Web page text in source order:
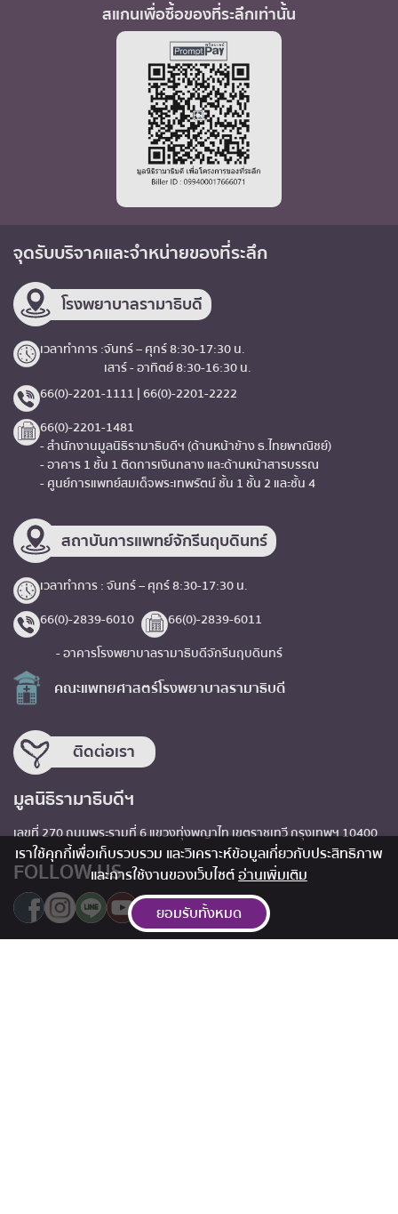
สแกนเพื่อซื้อของที่ระลึกเท่านั้น
จุดรับบริจาคและจำหน่ายของที่ระลึก
โรงพยาบาลรามาธิบดี
เวลาทำการ :จันทร์ – ศุกร์ 8:30-17:30 น.
เสาร์ - อาทิตย์ 8:30-16:30 น.
66(0)-2201-1111 | 66(0)-2201-2222
66(0)-2201-1481
- สำนักงานมูลนิธิรามาธิบดีฯ (ด้านหน้าข้าง ธ.ไทยพาณิชย์)
- อาคาร 1 ชั้น 1 ติดการเงินกลาง และด้านหน้าสารบรรณ
- ศูนย์การแพทย์สมเด็จพระเทพรัตน์ ชั้น 1 ชั้น 2 และชั้น 4
สถาบันการแพทย์จักรีนฤบดินทร์
เวลาทำการ : จันทร์ – ศุกร์ 8:30-17:30 น.
66(0)-2839-6010
66(0)-2839-6011
- อาคารโรงพยาบาลรามาธิบดีจักรีนฤบดินทร์
คณะแพทยศาสตร์โรงพยาบาลรามาธิบดี
ติดต่อเรา
มูลนิธิรามาธิบดีฯ
เลขที่ 270 ถนนพระรามที่ 6 แขวงทุ่งพญาไท เขตราชเทวี กรุงเทพฯ 10400
FOLLOW US
เราใช้คุกกี้เพื่อเก็บรวบรวม และวิเคราะห์ข้อมูลเกี่ยวกับประสิทธิภาพ
และการใช้งานของเว็บไซต์อ่านเพิ่มเติม
ยอมรับทั้งหมด